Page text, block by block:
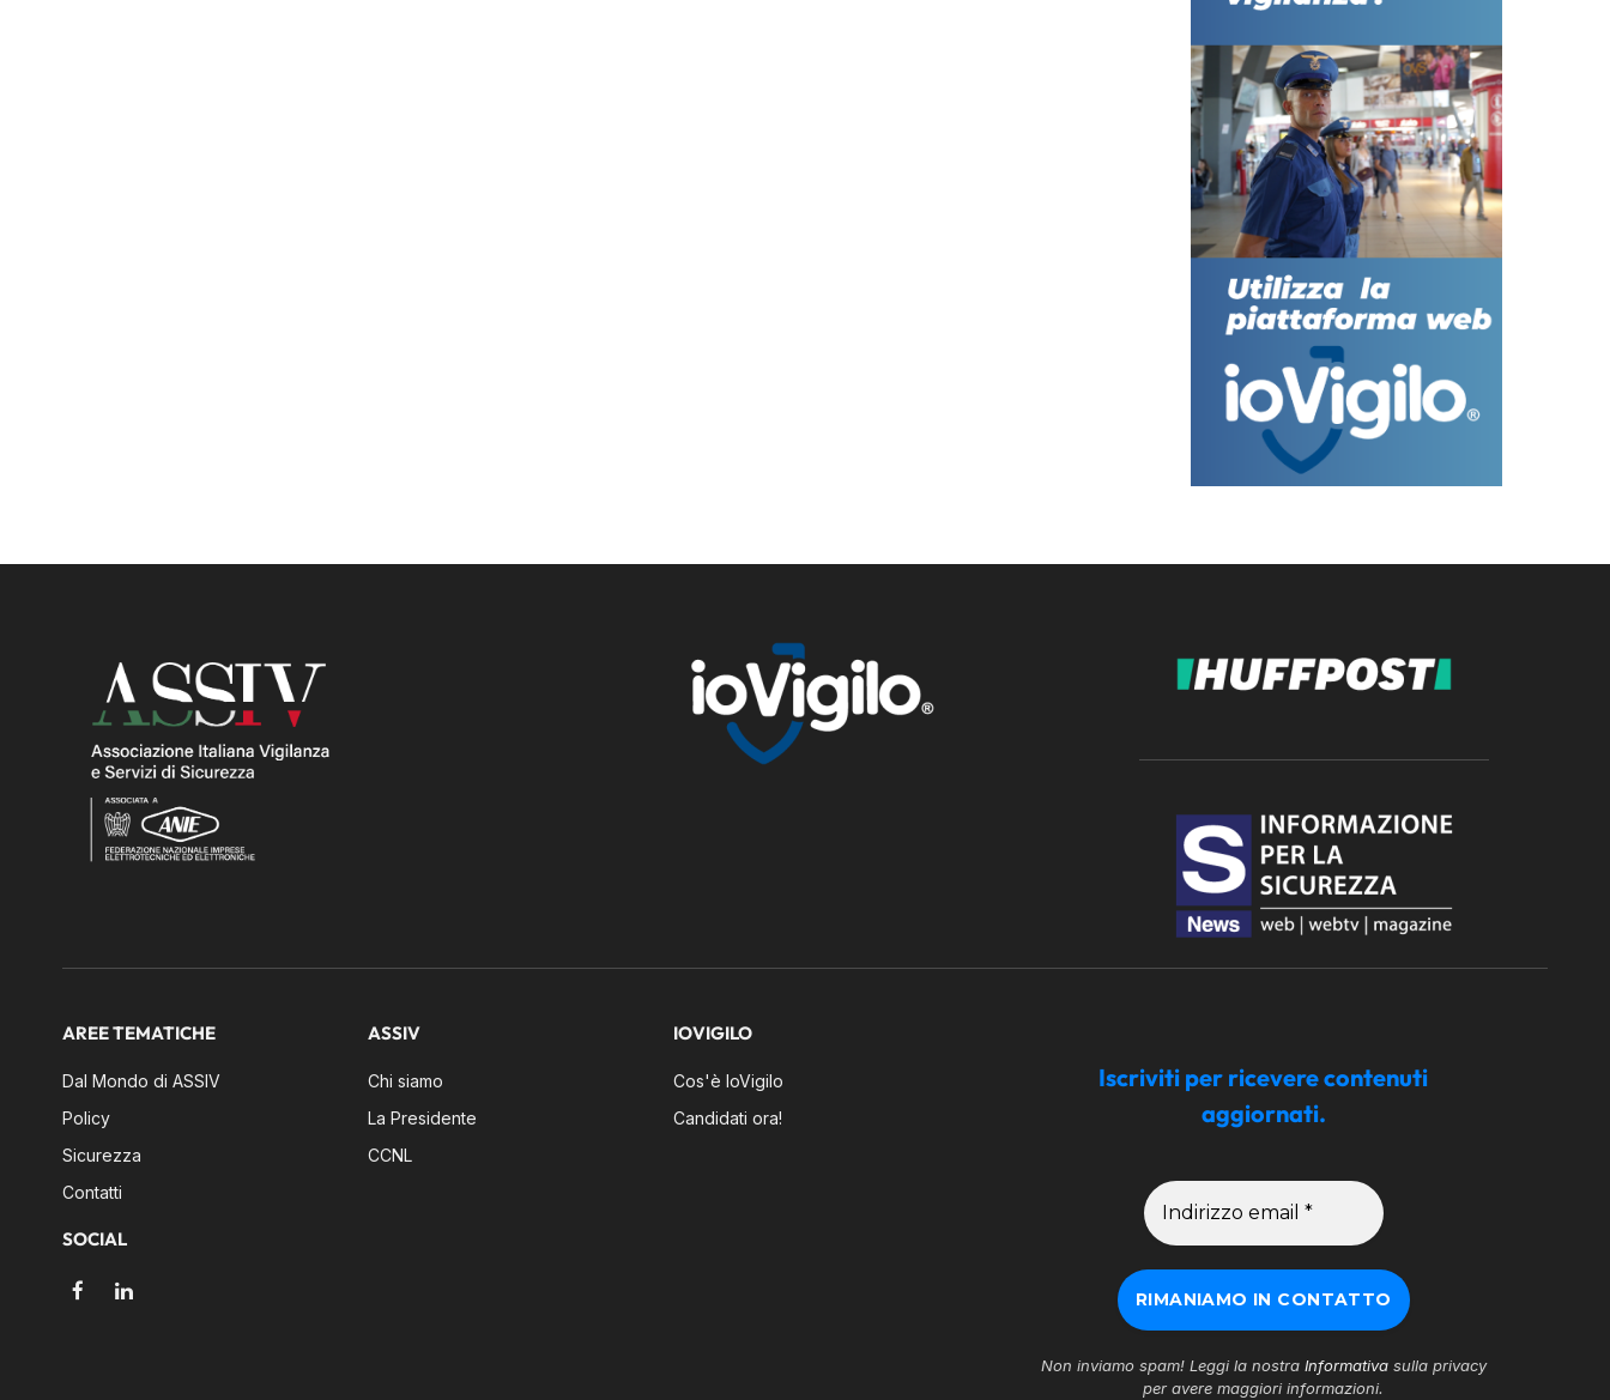
AREE TEMATICHE
Dal Mondo di ASSIV
Policy
Sicurezza
Contatti
SOCIAL
FacebookLinkedIn
ASSIV
Chi siamo
La Presidente
CCNL
IOVIGILO
Cos'è IoVigilo
Candidati ora!
Iscriviti per ricevere contenuti
aggiornati.
Non inviamo spam! Leggi la nostra Informativasulla privacy
per avere maggiori informazioni.